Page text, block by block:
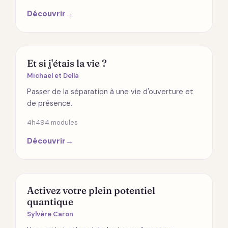
Découvrir →
SPIRITUALITÉ
Et si j'étais la vie ?
Michael et Della
Passer de la séparation à une vie d'ouverture et
de présence.
4h494 modules
Découvrir →
SANTÉ
Activez votre plein potentiel
quantique
Sylvère Caron